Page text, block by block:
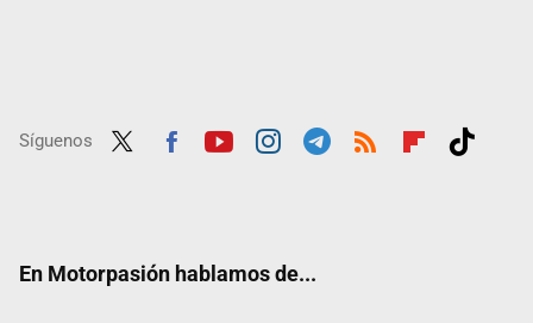
Síguenos
En Motorpasión hablamos de...